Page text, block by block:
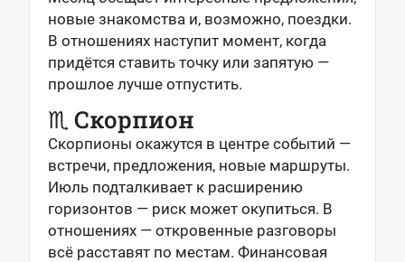
новые знакомства и, возможно, поездки.
В отношениях наступит момент, когда
придётся ставить точку или запятую —
прошлое лучше отпустить.
♏ Скорпион
Скорпионы окажутся в центре событий —
встречи, предложения, новые маршруты.
Июль подталкивает к расширению
горизонтов — риск может окупиться. В
отношениях — откровенные разговоры
всё расставят по местам. Финансовая